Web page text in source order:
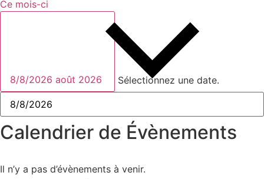
Ce mois-ci
8/8/2026 août 2026 Sélectionnez une date.
Calendrier de Évènements
Il n’y a pas d’évènements à venir.